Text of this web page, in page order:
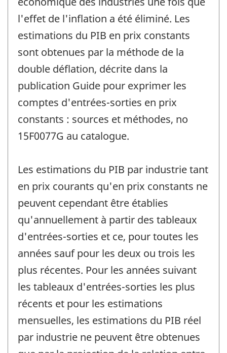
l'effet de l'inflation a été éliminé. Les
estimations du PIB en prix constants
sont obtenues par la méthode de la
double déflation, décrite dans la
publication Guide pour exprimer les
comptes d'entrées-sorties en prix
constants : sources et méthodes, no
15F0077G au catalogue.
Les estimations du PIB par industrie tant
en prix courants qu'en prix constants ne
peuvent cependant être établies
qu'annuellement à partir des tableaux
d'entrées-sorties et ce, pour toutes les
années sauf pour les deux ou trois les
plus récentes. Pour les années suivant
les tableaux d'entrées-sorties les plus
récents et pour les estimations
mensuelles, les estimations du PIB réel
par industrie ne peuvent être obtenues